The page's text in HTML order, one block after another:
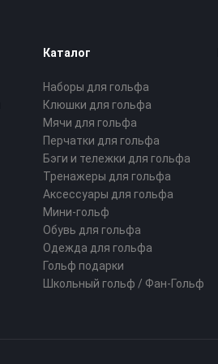
Каталог
Наборы для гольфа
Клюшки для гольфа
Мячи для гольфа
Перчатки для гольфа
Бэги и тележки для гольфа
Тренажеры для гольфа
Аксессуары для гольфа
Мини-гольф
Обувь для гольфа
Одежда для гольфа
Гольф подарки
Школьный гольф / Фан-Гольф